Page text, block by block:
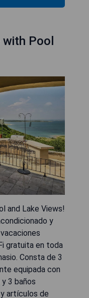
with Pool
and Lake Views!
y
gratuita en toda
Consta de 3
equipada con
y 3 baños
artículos de